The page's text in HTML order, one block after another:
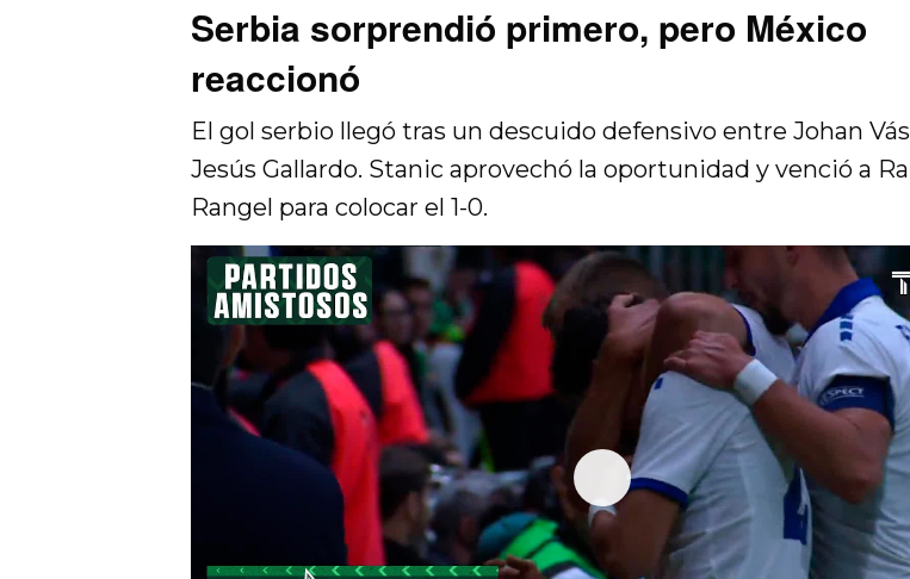
Serbia sorprendió primero, pero México
reaccionó
El gol serbio llegó tras un descuido defensivo entre Johan
Jesús Gallardo. Stanic aprovechó la oportunidad y venció a
Rangel para colocar el 1-0.
P